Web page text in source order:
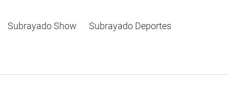
Subrayado Show Subrayado Deportes